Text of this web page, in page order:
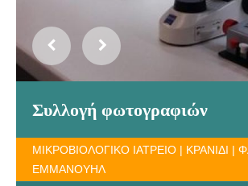
Συλλογή φωτογραφιών
ΜΙΚΡΟΒΙΟΛΟΓΙΚΟ ΙΑΤΡΕΙΟ | ΚΡΑΝΙΔΙ |
ΕΜΜΑΝΟΥΗΛ